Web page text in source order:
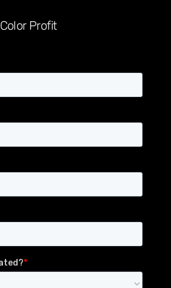
Profit